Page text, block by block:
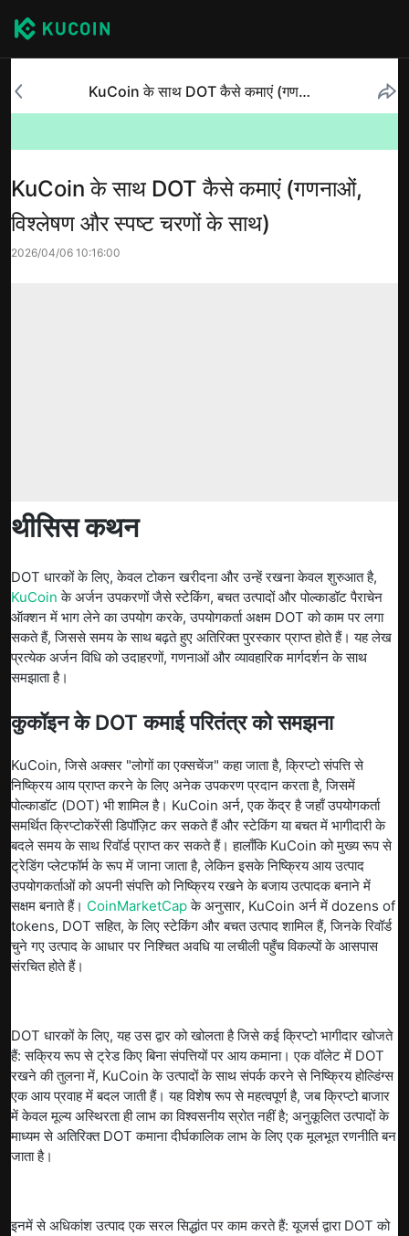
KuCoin के साथ DOT कैसे कमाएं (गणनाओं, विश्लेषण और स्पष्ट चरणों के साथ)
KuCoin के साथ DOT कैसे कमाएं (गणनाओं,
विश्लेषण और स्पष्ट चरणों के साथ)
2026/04/06 10:16:00
थीसिस कथन
DOT धारकों के लिए, केवल टोकन खरीदना और उन्हें रखना केवल शुरुआत है,
KuCoin के अर्जन उपकरणों जैसे स्टेकिंग, बचत उत्पादों और पोल्काडॉट पैराचेन
ऑक्शन में भाग लेने का उपयोग करके, उपयोगकर्ता अक्षम DOT को काम पर लगा
सकते हैं, जिससे समय के साथ बढ़ते हुए अतिरिक्त पुरस्कार प्राप्त होते हैं। यह लेख
प्रत्येक अर्जन विधि को उदाहरणों, गणनाओं और व्यावहारिक मार्गदर्शन के साथ
समझाता है।
कुकॉइन के DOT कमाई परितंत्र को समझना
KuCoin, जिसे अक्सर "लोगों का एक्सचेंज" कहा जाता है, क्रिप्टो संपत्ति से
निष्क्रिय आय प्राप्त करने के लिए अनेक उपकरण प्रदान करता है, जिसमें
पोल्काडॉट (DOT) भी शामिल है। KuCoin अर्न, एक केंद्र है जहाँ उपयोगकर्ता
समर्थित क्रिप्टोकरेंसी डिपॉज़िट कर सकते हैं और स्टेकिंग या बचत में भागीदारी के
बदले समय के साथ रिवॉर्ड प्राप्त कर सकते हैं। हालाँकि KuCoin को मुख्य रूप से
ट्रेडिंग प्लेटफॉर्म के रूप में जाना जाता है, लेकिन इसके निष्क्रिय आय उत्पाद
उपयोगकर्ताओं को अपनी संपत्ति को निष्क्रिय रखने के बजाय उत्पादक बनाने में
सक्षम बनाते हैं। CoinMarketCapके अनुसार, KuCoin अर्न में dozens of
tokens, DOT सहित, के लिए स्टेकिंग और बचत उत्पाद शामिल हैं, जिनके रिवॉर्ड
चुने गए उत्पाद के आधार पर निश्चित अवधि या लचीली पहुँच विकल्पों के आसपास
संरचित होते हैं।
DOT धारकों के लिए, यह उस द्वार को खोलता है जिसे कई क्रिप्टो भागीदार खोजते
हैं: सक्रिय रूप से ट्रेड किए बिना संपत्तियों पर आय कमाना। एक वॉलेट में DOT
रखने की तुलना में, KuCoin के उत्पादों के साथ संपर्क करने से निष्क्रिय होल्डिंग्स
एक आय प्रवाह में बदल जाती हैं। यह विशेष रूप से महत्वपूर्ण है, जब क्रिप्टो बाजार
में केवल मूल्य अस्थिरता ही लाभ का विश्वसनीय स्रोत नहीं है; अनुकूलित उत्पादों के
माध्यम से अतिरिक्त DOT कमाना दीर्घकालिक लाभ के लिए एक मूलभूत रणनीति बन
जाता है।
इनमें से अधिकांश उत्पाद एक सरल सिद्धांत पर काम करते हैं: यूजर्स द्वारा DOT को